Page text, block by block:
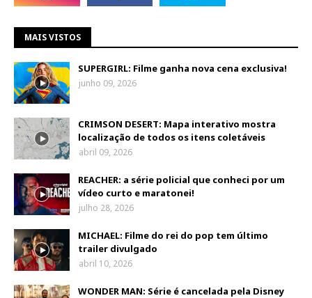
MAIS VISTOS
SUPERGIRL: Filme ganha nova cena exclusiva!
junho 09, 2026
CRIMSON DESERT: Mapa interativo mostra
localização de todos os itens coletáveis
abril 09, 2026
REACHER: a série policial que conheci por um
vídeo curto e maratonei!
julho 28, 2026
MICHAEL: Filme do rei do pop tem último
trailer divulgado
abril 10, 2026
WONDER MAN: Série é cancelada pela Disney